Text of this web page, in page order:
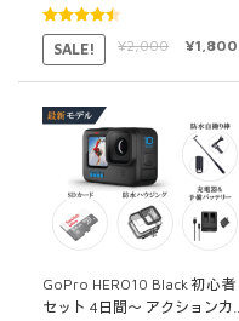
5段階中
4.50
の評価
SALE! ¥2,000 ¥1,800
GoPro HERO10 Black 初心者
セット 4日間～ アクションカ…